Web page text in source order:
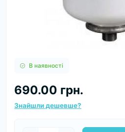
В наявності
690.00 грн.
Знайшли дешевше?